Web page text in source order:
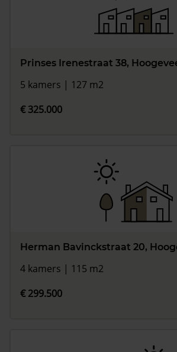
Prinses Irenestraat 38,
5 kamers | 127 m2
€ 325.000
Herman Bavinckstraat 20,
4 kamers | 115 m2
€ 299.500